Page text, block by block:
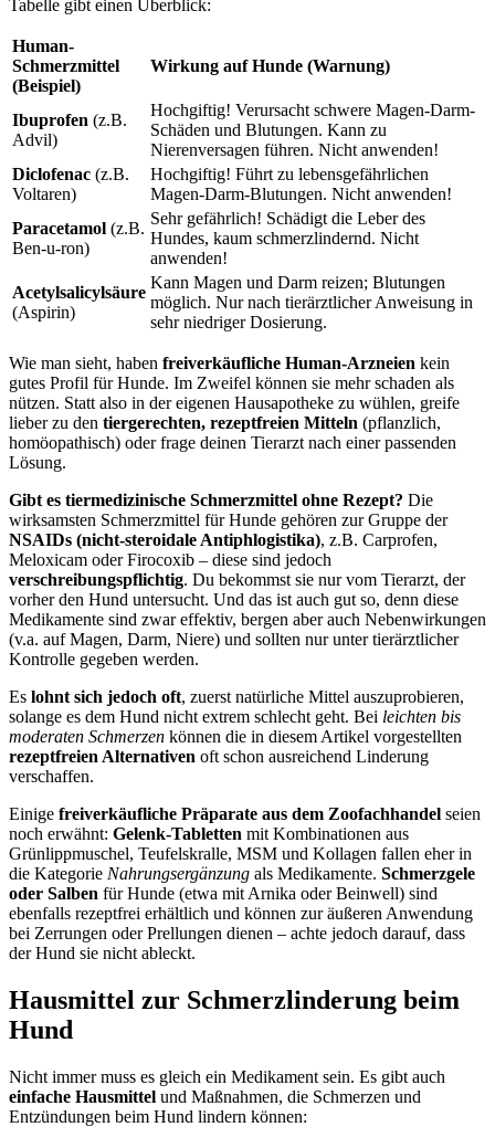
Tabelle gibt einen Überblick:
Human-
Schmerzmittel
(Beispiel)
Wirkung auf Hunde (Warnung)
Ibuprofen (z.B.
Advil)
Hochgiftig! Verursacht schwere Magen-Darm-
Schäden und Blutungen. Kann zu
Nierenversagen führen. Nicht anwenden!
Diclofenac (z.B.
Voltaren)
Hochgiftig! Führt zu lebensgefährlichen
Magen-Darm-Blutungen. Nicht anwenden!
Paracetamol (z.B.
Ben-u-ron)
Sehr gefährlich! Schädigt die Leber des
Hundes, kaum schmerzlindernd. Nicht
anwenden!
Acetylsalicylsäure
(Aspirin)
Kann Magen und Darm reizen; Blutungen
möglich. Nur nach tierärztlicher Anweisung in
sehr niedriger Dosierung.
Wie man sieht, haben freiverkäufliche Human-Arzneien kein
gutes Profil für Hunde. Im Zweifel können sie mehr schaden als
nützen. Statt also in der eigenen Hausapotheke zu wühlen, greife
lieber zu den tiergerechten, rezeptfreien Mitteln (pflanzlich,
homöopathisch) oder frage deinen Tierarzt nach einer passenden
Lösung.
Gibt es tiermedizinische Schmerzmittel ohne Rezept? Die
wirksamsten Schmerzmittel für Hunde gehören zur Gruppe der
NSAIDs (nicht-steroidale Antiphlogistika), z.B. Carprofen,
Meloxicam oder Firocoxib – diese sind jedoch
verschreibungspflichtig. Du bekommst sie nur vom Tierarzt, der
vorher den Hund untersucht. Und das ist auch gut so, denn diese
Medikamente sind zwar effektiv, bergen aber auch Nebenwirkungen
(v.a. auf Magen, Darm, Niere) und sollten nur unter tierärztlicher
Kontrolle gegeben werden.
Es lohnt sich jedoch oft, zuerst natürliche Mittel auszuprobieren,
solange es dem Hund nicht extrem schlecht geht. Bei leichten bis
moderaten Schmerzen können die in diesem Artikel vorgestellten
rezeptfreien Alternativen oft schon ausreichend Linderung
verschaffen.
Einige freiverkäufliche Präparate aus dem Zoofachhandel seien
noch erwähnt: Gelenk-Tabletten mit Kombinationen aus
Grünlippmuschel, Teufelskralle, MSM und Kollagen fallen eher in
die Kategorie Nahrungsergänzung als Medikamente. Schmerzgele
oder Salben für Hunde (etwa mit Arnika oder Beinwell) sind
ebenfalls rezeptfrei erhältlich und können zur äußeren Anwendung
bei Zerrungen oder Prellungen dienen – achte jedoch darauf, dass
der Hund sie nicht ableckt.
Hausmittel zur Schmerzlinderung beim
Hund
Nicht immer muss es gleich ein Medikament sein. Es gibt auch
einfache Hausmittel und Maßnahmen, die Schmerzen und
Entzündungen beim Hund lindern können: